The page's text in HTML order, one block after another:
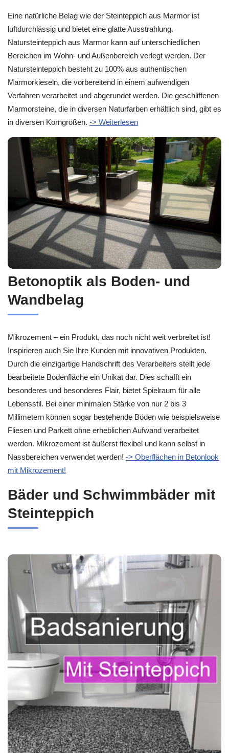
Eine natürliche Belag wie der Steinteppich aus Marmor ist
luftdurchlässig und bietet eine glatte Ausstrahlung.
Natursteinteppich aus Marmor kann auf unterschiedlichen
Bereichen im Wohn- und Außenbereich verlegt werden. Der
Natursteinteppich besteht zu 100% aus authentischen
Marmorkieseln, die vorbereitend in einem aufwendigen
Verfahren verarbeitet und abgerundet werden. Die geschliffenen
Marmorsteine, die in diversen Naturfarben erhältlich sind, gibt es
in diversen Korngrößen. -> Weiterlesen
Betonoptik als Boden- und
Wandbelag
Mikrozement – ein Produkt, das noch nicht weit verbreitet ist!
Inspirieren auch Sie Ihre Kunden mit innovativen Produkten.
Durch die einzigartige Handschrift des Verarbeiters stellt jede
bearbeitete Bodenfläche ein Unikat dar. Dies schafft ein
besonderes und besonderes Flair, bietet Spielraum für alle
Lebensstil. Bei einer minimalen Stärke von nur 2 bis 3
Millimetern können sogar bestehende Böden wie beispielsweise
Fliesen und Parkett ohne erheblichen Aufwand verarbeitet
werden. Mikrozement ist äußerst flexibel und kann selbst in
Nassbereichen verwendet werden! -> Oberflächen in Betonlook
mit Mikrozement!
Bäder und Schwimmbäder mit
Steinteppich